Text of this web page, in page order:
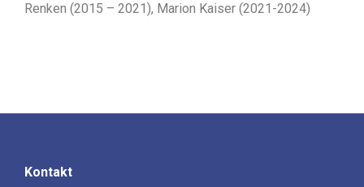
Renken (2015 – 2021), Marion Kaiser (2021-2024)
Kontakt